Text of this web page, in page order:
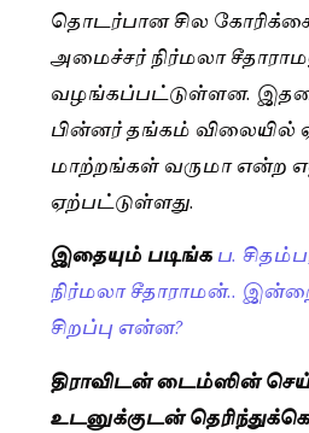
தொடர்பான சில
அமைச்சர் நிர்மலா
வழங்கப்பட்டுள்ளன.
பின்னர் தங்கம் விலையில்
மாற்றங்கள் வருமா என்ற
ஏற்பட்டுள்ளது.
இதையும் படிங்க ப.
நிர்மலா சீதாராமன்..
சிறப்பு என்ன?
திராவிடன் டைம்ஸின்
உடனுக்குடன்